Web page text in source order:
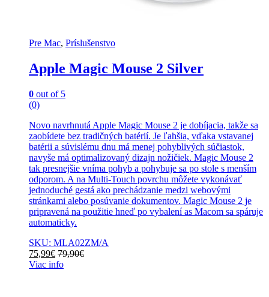
Pre Mac, Príslušenstvo
Apple Magic Mouse 2 Silver
0 out of 5
(0)
Novo navrhnutá Apple Magic Mouse 2 je dobíjacia, takže sa
zaobídete bez tradičných batérií. Je ľahšia, vďaka vstavanej
batérii a súvislému dnu má menej pohyblivých súčiastok,
navyše má optimalizovaný dizajn nožičiek. Magic Mouse 2
tak presnejšie vníma pohyb a pohybuje sa po stole s menším
odporom. A na Multi-Touch povrchu môžete vykonávať
jednoduché gestá ako prechádzanie medzi webovými
stránkami alebo posúvanie dokumentov. Magic Mouse 2 je
pripravená na použitie hneď po vybalení as Macom sa spáruje
automaticky.
SKU: MLA02ZM/A
75,99€ 79,90€
Viac info